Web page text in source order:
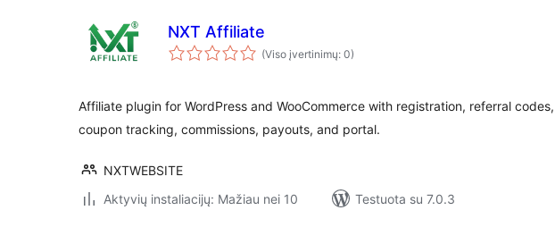
NXT Affiliate
(Viso įvertinimų: 0)
Affiliate plugin for WordPress and WooCommerce with registration, referral codes,
coupon tracking, commissions, payouts, and portal.
NXTWEBSITE
Aktyvių instaliacijų: Mažiau nei 10
Testuota su 7.0.3